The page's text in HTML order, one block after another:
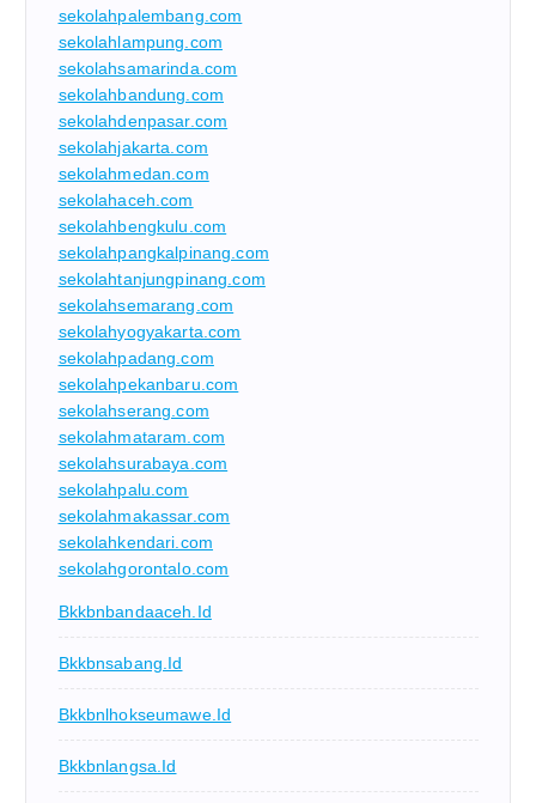
sekolahpalembang.com
sekolahlampung.com
sekolahsamarinda.com
sekolahbandung.com
sekolahdenpasar.com
sekolahjakarta.com
sekolahmedan.com
sekolahaceh.com
sekolahbengkulu.com
sekolahpangkalpinang.com
sekolahtanjungpinang.com
sekolahsemarang.com
sekolahyogyakarta.com
sekolahpadang.com
sekolahpekanbaru.com
sekolahserang.com
sekolahmataram.com
sekolahsurabaya.com
sekolahpalu.com
sekolahmakassar.com
sekolahkendari.com
sekolahgorontalo.com
Bkkbnbandaaceh.id
Bkkbnsabang.id
Bkkbnlhokseumawe.id
Bkkbnlangsa.id